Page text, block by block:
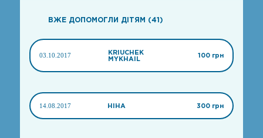
ВЖЕ ДОПОМОГЛИ ДІТЯМ (41)
03.10.2017
KRIUCHEK
MYKHAIL
100 грн
14.08.2017 НІНА 300 грн